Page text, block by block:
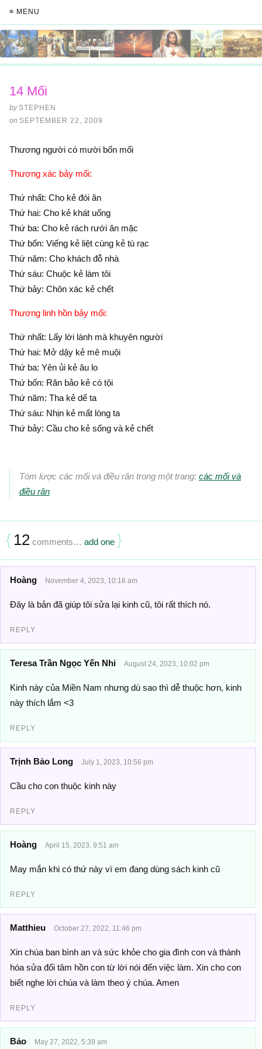
≡ MENU
14 Mối
by STEPHEN
on SEPTEMBER 22, 2009
Thương người có mười bốn mối
Thương xác bảy mối:
Thứ nhất: Cho kẻ đói ăn
Thứ hai: Cho kẻ khát uống
Thứ ba: Cho kẻ rách rưới ăn mặc
Thứ bốn: Viếng kẻ liệt cùng kẻ tù rạc
Thứ năm: Cho khách đỗ nhà
Thứ sáu: Chuộc kẻ làm tôi
Thứ bảy: Chôn xác kẻ chết
Thương linh hồn bảy mối:
Thứ nhất: Lấy lời lành mà khuyên người
Thứ hai: Mở dậy kẻ mê muội
Thứ ba: Yên ủi kẻ âu lo
Thứ bốn: Răn bảo kẻ có tội
Thứ năm: Tha kẻ dể ta
Thứ sáu: Nhịn kẻ mất lòng ta
Thứ bảy: Cầu cho kẻ sống và kẻ chết
Tóm lược các mối và điều răn trong một trang: các mối và
điều răn
{ 12 comments… add one }
Hoàng November 4, 2023, 10:16 am
Đây là bản đã giúp tôi sửa lại kinh cũ, tôi rất thích nó.
REPLY
Teresa Trần Ngọc Yến Nhi August 24, 2023, 10:02 pm
Kinh này của Miền Nam nhưng dù sao thì dễ thuộc hơn, kinh
này thích lắm <3
REPLY
Trịnh Bảo Long July 1, 2023, 10:56 pm
Cầu cho con thuộc kinh này
REPLY
Hoàng April 15, 2023, 9:51 am
May mắn khi có thứ này vì em đang dùng sách kinh cũ
REPLY
Matthieu October 27, 2022, 11:46 pm
Xin chúa ban bình an và sức khỏe cho gia đình con và thánh
hóa sửa đổi tâm hồn con từ lời nói đến việc làm. Xin cho con
biết nghe lời chúa và làm theo ý chúa. Amen
REPLY
Bảo May 27, 2022, 5:39 am